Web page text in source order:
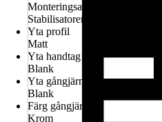
Monteringsanvisningar,
Stabilisatorer för fäste,
Yta profil
Matt
Yta handtag
Blank
Yta gångjärn
Blank
Färg gångjärn
Krom